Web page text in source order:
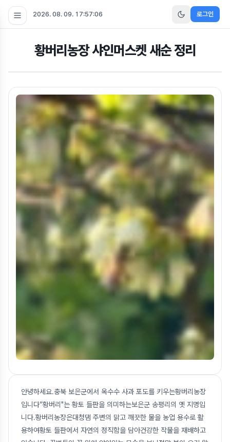
2026. 08. 09. 17:57:07 로그인
황버리농장 샤인머스켓 새순 정리
안녕하세요.충북 보은군에서 옥수수 사과 포도를 키우는황버리농장
입니다“황버리"는 황토 들판을 의미하는보은군 송평리의 옛 지명입
니다.황버리농장은대청댐 주변의 맑고 깨끗한 물을 농업 용수로 활
용하여황토 들판에서 자연의 정직함을 담아건강한 작물을 재배하고